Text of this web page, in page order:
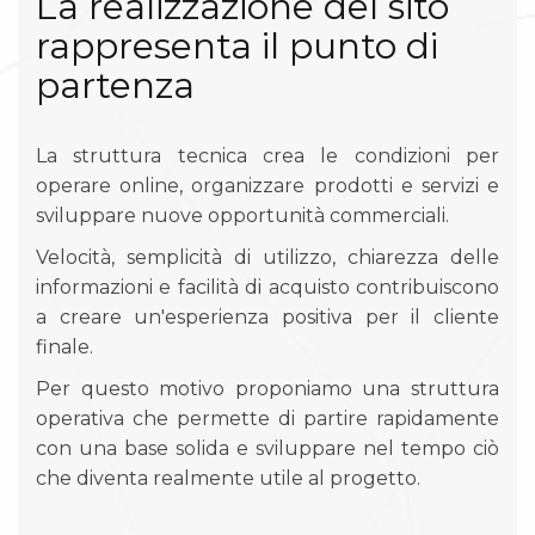
rappresenta il punto di
partenza
La struttura tecnica crea le condizioni per
operare online, organizzare prodotti e servizi e
sviluppare nuove opportunità commerciali.
Velocità, semplicità di utilizzo, chiarezza delle
informazioni e facilità di acquisto contribuiscono
a creare un'esperienza positiva per il cliente
finale.
Per questo motivo proponiamo una struttura
operativa che permette di partire rapidamente
con una base solida e sviluppare nel tempo ciò
che diventa realmente utile al progetto.